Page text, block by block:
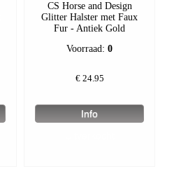
CS Horse and Design
Glitter Halster met Faux
Fur - Antiek Gold
Voorraad:0
€ 24.95